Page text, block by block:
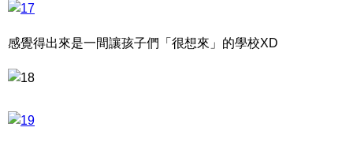
感覺得出來是一間讓孩子們「很想來」的學校XD